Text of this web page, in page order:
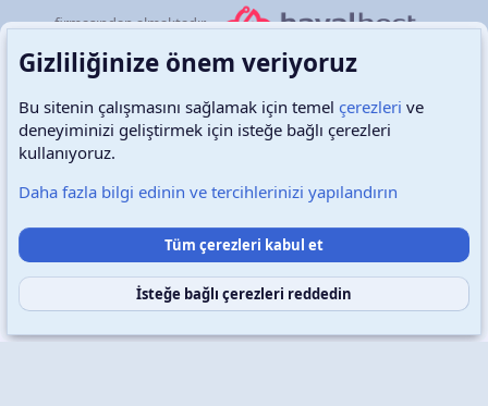
firmasından almaktadır.
Türkçe (TR) Çerezler
Destek talepleri Bize ulaşın Şartlar ve kurallar
Gizlilik politikası Yardım Ana sayfa
S
Copyright © 2026 XenWp Telif Hakları Saklıdır
Gizliliğinize önem veriyoruz
Bu sitenin çalışmasını sağlamak için temel çerezleri ve
deneyiminizi geliştirmek için isteğe bağlı çerezleri
kullanıyoruz.
Daha fazla bilgi edinin ve tercihlerinizi yapılandırın
Tüm çerezleri kabul et
İsteğe bağlı çerezleri reddedin